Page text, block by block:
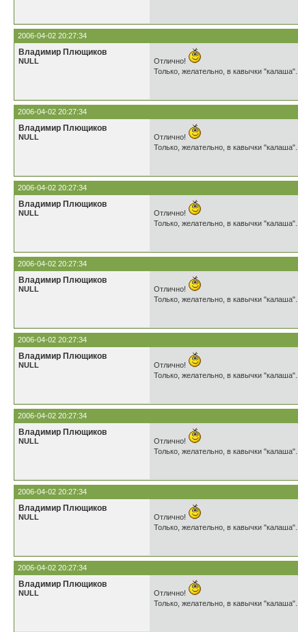
2006-04-02 20:27:34
Владимир Плющиков
NULL
Отлично!
Только, желательно, в кавычки "калаша"...
2006-04-02 20:27:34
Владимир Плющиков
NULL
Отлично!
Только, желательно, в кавычки "калаша"...
2006-04-02 20:27:34
Владимир Плющиков
NULL
Отлично!
Только, желательно, в кавычки "калаша"...
2006-04-02 20:27:34
Владимир Плющиков
NULL
Отлично!
Только, желательно, в кавычки "калаша"...
2006-04-02 20:27:34
Владимир Плющиков
NULL
Отлично!
Только, желательно, в кавычки "калаша"...
2006-04-02 20:27:34
Владимир Плющиков
NULL
Отлично!
Только, желательно, в кавычки "калаша"...
2006-04-02 20:27:34
Владимир Плющиков
NULL
Отлично!
Только, желательно, в кавычки "калаша"...
2006-04-02 20:27:34
Владимир Плющиков
NULL
Отлично!
Только, желательно, в кавычки "калаша"...